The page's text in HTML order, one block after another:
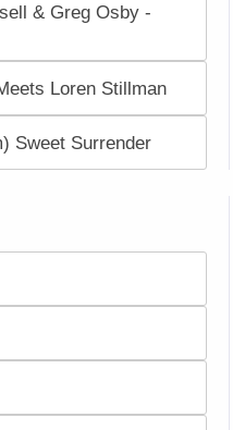
& Greg Osby -
Loren Stillman
Sweet Surrender